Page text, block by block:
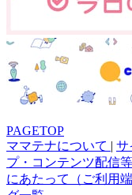
PAGETOP
ママテナについて | サ
プ・コンテンツ配信
にあたって（ご利用